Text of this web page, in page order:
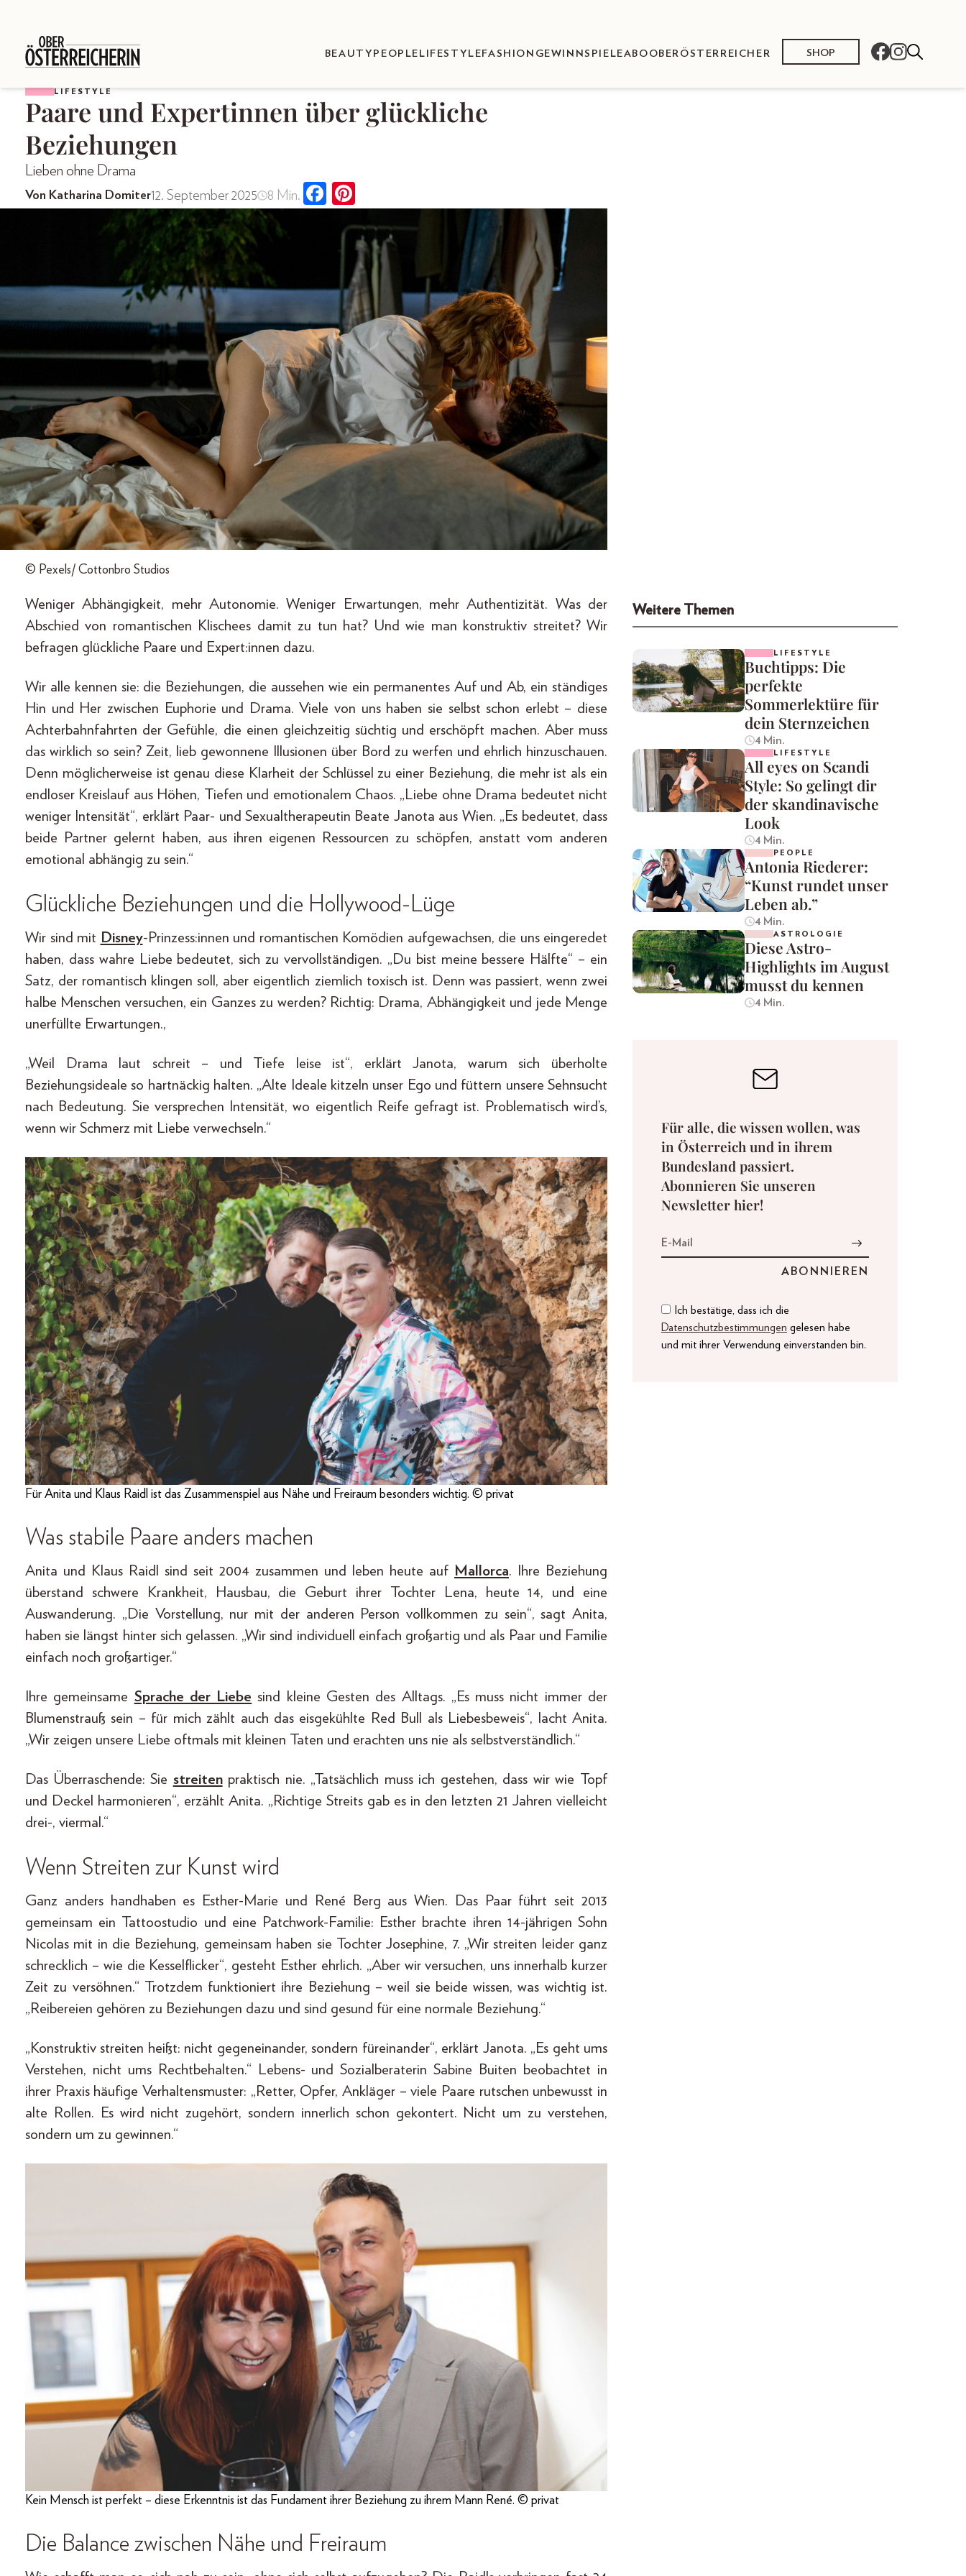
BEAUTY PEOPLE LIFESTYLEFASHION GEWINNSPIELEABO OBERÖSTERREICHER SHOP
LIFESTYLE
Paare und Expertinnen über glückliche
Beziehungen
Lieben ohne Drama
Von Katharina Domiter12. September 2025 8 Min.
© Pexels/ Cottonbro Studios
Weniger Abhängigkeit, mehr Autonomie. Weniger Erwartungen, mehr Authentizität. Was der
Abschied von romantischen Klischees damit zu tun hat? Und wie man konstruktiv streitet? Wir
befragen glückliche Paare und Expert:innen dazu.
Wir alle kennen sie: die Beziehungen, die aussehen wie ein permanentes Auf und Ab, ein ständiges
Hin und Her zwischen Euphorie und Drama. Viele von uns haben sie selbst schon erlebt – diese
Achterbahnfahrten der Gefühle, die einen gleichzeitig süchtig und erschöpft machen. Aber muss
das wirklich so sein? Zeit, lieb gewonnene Illusionen über Bord zu werfen und ehrlich hinzuschauen.
Denn möglicherweise ist genau diese Klarheit der Schlüssel zu einer Beziehung, die mehr ist als ein
endloser Kreislauf aus Höhen, Tiefen und emotionalem Chaos. „Liebe ohne Drama bedeutet nicht
weniger Intensität“, erklärt Paar- und Sexualtherapeutin Beate Janota aus Wien. „Es bedeutet, dass
beide Partner gelernt haben, aus ihren eigenen Ressourcen zu schöpfen, anstatt vom anderen
emotional abhängig zu sein.“
Glückliche Beziehungen und die Hollywood-Lüge
Wir sind mit Disney-Prinzess:innen und romantischen Komödien aufgewachsen, die uns eingeredet
haben, dass wahre Liebe bedeutet, sich zu vervollständigen. „Du bist meine bessere Hälfte“ – ein
Satz, der romantisch klingen soll, aber eigentlich ziemlich toxisch ist. Denn was passiert, wenn zwei
halbe Menschen versuchen, ein Ganzes zu werden? Richtig: Drama, Abhängigkeit und jede Menge
unerfüllte Erwartungen.,
„Weil Drama laut schreit – und Tiefe leise ist“, erklärt Janota, warum sich überholte
Beziehungsideale so hartnäckig halten. „Alte Ideale kitzeln unser Ego und füttern unsere Sehnsucht
nach Bedeutung. Sie versprechen Intensität, wo eigentlich Reife gefragt ist. Problematisch wird’s,
wenn wir Schmerz mit Liebe verwechseln.“
Für Anita und Klaus Raidl ist das Zusammenspiel aus Nähe und Freiraum besonders wichtig. © privat
Was stabile Paare anders machen
Anita und Klaus Raidl sind seit 2004 zusammen und leben heute auf Mallorca. Ihre Beziehung
überstand schwere Krankheit, Hausbau, die Geburt ihrer Tochter Lena, heute 14, und eine
Auswanderung. „Die Vorstellung, nur mit der anderen Person vollkommen zu sein“, sagt Anita,
haben sie längst hinter sich gelassen. „Wir sind individuell einfach großartig und als Paar und Familie
einfach noch großartiger.“
Ihre gemeinsame Sprache der Liebe sind kleine Gesten des Alltags. „Es muss nicht immer der
Blumenstrauß sein – für mich zählt auch das eisgekühlte Red Bull als Liebesbeweis“, lacht Anita.
„Wir zeigen unsere Liebe oftmals mit kleinen Taten und erachten uns nie als selbstverständlich.“
Das Überraschende: Sie streitenpraktisch nie. „Tatsächlich muss ich gestehen, dass wir wie Topf
und Deckel harmonieren“, erzählt Anita. „Richtige Streits gab es in den letzten 21 Jahren vielleicht
drei-, viermal.“
Wenn Streiten zur Kunst wird
Ganz anders handhaben es Esther-Marie und René Berg aus Wien. Das Paar führt seit 2013
gemeinsam ein Tattoostudio und eine Patchwork-Familie: Esther brachte ihren 14-jährigen Sohn
Nicolas mit in die Beziehung, gemeinsam haben sie Tochter Josephine, 7. „Wir streiten leider ganz
schrecklich – wie die Kesselflicker“, gesteht Esther ehrlich. „Aber wir versuchen, uns innerhalb kurzer
Zeit zu versöhnen.“ Trotzdem funktioniert ihre Beziehung – weil sie beide wissen, was wichtig ist.
„Reibereien gehören zu Beziehungen dazu und sind gesund für eine normale Beziehung.“
„Konstruktiv streiten heißt: nicht gegeneinander, sondern füreinander“, erklärt Janota. „Es geht ums
Verstehen, nicht ums Rechtbehalten.“ Lebens- und Sozialberaterin Sabine Buiten beobachtet in
ihrer Praxis häufige Verhaltensmuster: „Retter, Opfer, Ankläger – viele Paare rutschen unbewusst in
alte Rollen. Es wird nicht zugehört, sondern innerlich schon gekontert. Nicht um zu verstehen,
sondern um zu gewinnen.“
Kein Mensch ist perfekt – diese Erkenntnis ist das Fundament ihrer Beziehung zu ihrem Mann René. © privat
Die Balance zwischen Nähe und Freiraum
Weitere Themen
LIFESTYLE
Buchtipps: Die
perfekte
Sommerlektüre für
dein Sternzeichen
4 Min.
LIFESTYLE
All eyes on Scandi
Style: So gelingt dir
der skandinavische
Look
4 Min.
PEOPLE
Antonia Riederer:
“Kunst rundet unser
Leben ab.”
4 Min.
ASTROLOGIE
Diese Astro-
Highlights im August
musst du kennen
4 Min.
Für alle, die wissen wollen, was
in Österreich und in ihrem
Bundesland passiert.
Abonnieren Sie unseren
Newsletter hier!
Ich bestätige, dass ich die
Datenschutzbestimmungen gelesen habe
und mit ihrer Verwendung einverstanden bin.